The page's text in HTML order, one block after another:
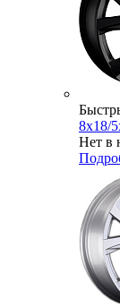
8x18/
Нет в